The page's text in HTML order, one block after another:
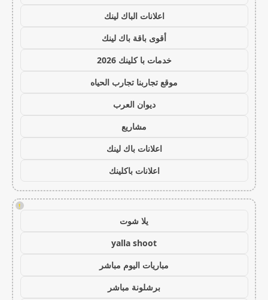
اعلانات الباك لينك
أقوى باقة باك لينك
خدمات با كلينك 2026
موقع تجاربنا تجارب الحياه
ديوان العرب
مشاريع
اعلانات باك لينك
اعلانات باكلينك
!
يلا شوت
yalla shoot
مباريات اليوم مباشر
برشلونة مباشر